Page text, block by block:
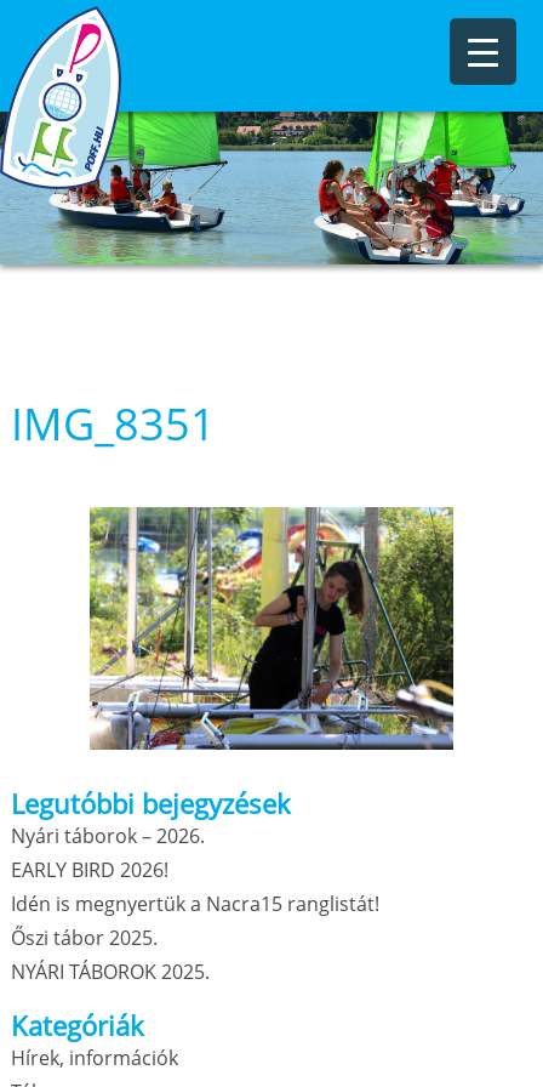
IMG_8351
Legutóbbi bejegyzések
Nyári táborok – 2026.
EARLY BIRD 2026!
Idén is megnyertük a Nacra15 ranglistát!
Őszi tábor 2025.
NYÁRI TÁBOROK 2025.
Kategóriák
Hírek, információk